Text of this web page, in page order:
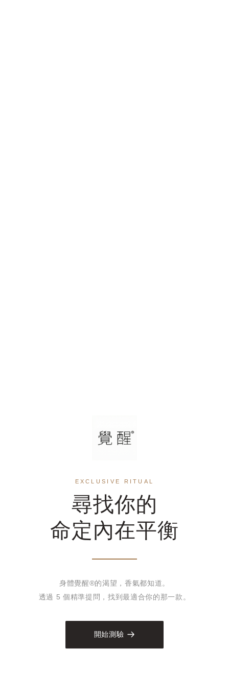
EXCLUSIVE RITUAL
尋找你的
命定內在平衡
身體覺醒®的渴望，香氣都知道。
透過 5 個精準提問，找到最適合你的那一款。
開始測驗